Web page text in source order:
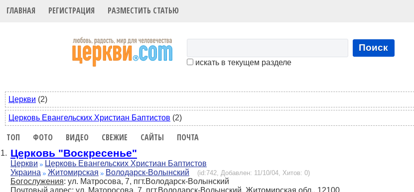
ГЛАВНАЯ РЕГИСТРАЦИЯ РАЗМЕСТИТЬ СТАТЬЮ
Поиск
искать в текущем разделе
Церкви (2)
Церковь Евангельских Христиан Баптистов (2)
ТОП ФОТО ВИДЕО СВЕЖИЕ САЙТЫ ПОЧТА
1. Церковь "Воскресенье"
Церкви
Церковь Евангельских Христиан Баптистов
Украина
Житомирская Володарск-Волынский (id:742, Добавлен: 11/10/04, Хитов: 0)
Богослужения: ул. Матросова, 7, пгт.Володарск-Волынский